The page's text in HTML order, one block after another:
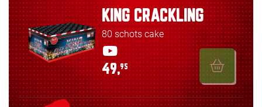
KING CRACKLING
80 schots cake
49,95